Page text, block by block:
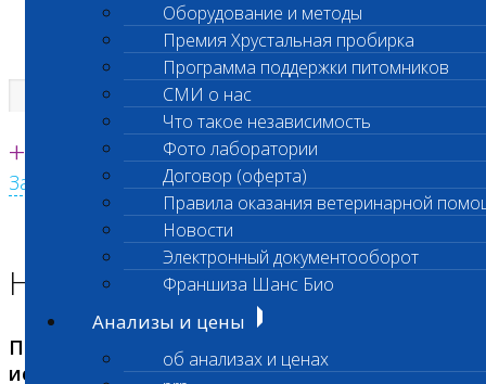
Единая круглосуточная справочная
+7 495 260 0 260
Заказать звонок с сайта
Оборудование и методы
Премия Хрустальная пробирка
Программа поддержки питомников
СМИ о нас
Что такое независимость
Фото лаборатории
Договор (оферта)
Правила оказания ветеринарной
Новости
Электронный документооборот
Франшиза Шанс Био
Анализы и цены
об анализах и ценах
Главная страница
Новости лаборатории
Приостановка срочных биохимических
исследований